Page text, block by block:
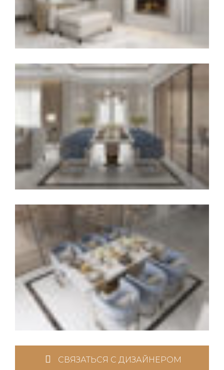
СВЯЗАТЬСЯ С ДИЗАЙНЕРОМ